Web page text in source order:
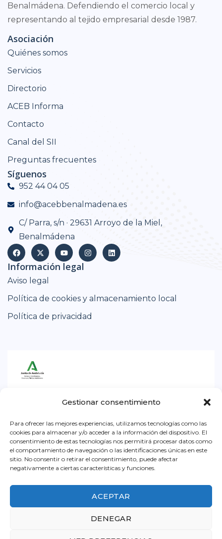
Gestionar consentimiento
Para ofrecer las mejores experiencias, utilizamos tecnologías como las
cookies para almacenar y/o acceder a la información del dispositivo. El
consentimiento de estas tecnologías nos permitirá procesar datos como
el comportamiento de navegación o las identificaciones únicas en este
sitio. No consentir o retirar el consentimiento, puede afectar
negativamente a ciertas características y funciones.
ACEPTAR
DENEGAR
Benalmádena. Defendiendo el comercio local y
representando al tejido empresarial desde 1987.
Asociación
Quiénes somos
Servicios
Directorio
ACEB Informa
Contacto
Canal del SII
Preguntas frecuentes
Síguenos
952 44 04 05
info@acebbenalmadena.es
C/ Parra, s/n · 29631 Arroyo de la Miel,
Benalmádena
Información legal
Aviso legal
Política de cookies y almacenamiento local
Política de privacidad
Junta de Andalucía. Dentro la convocatoria para
el ejercicio 2026, destinada a impulsar el
asociacionismo comercial y artesano, a
promocionar y dinamizar el pequeño comercio